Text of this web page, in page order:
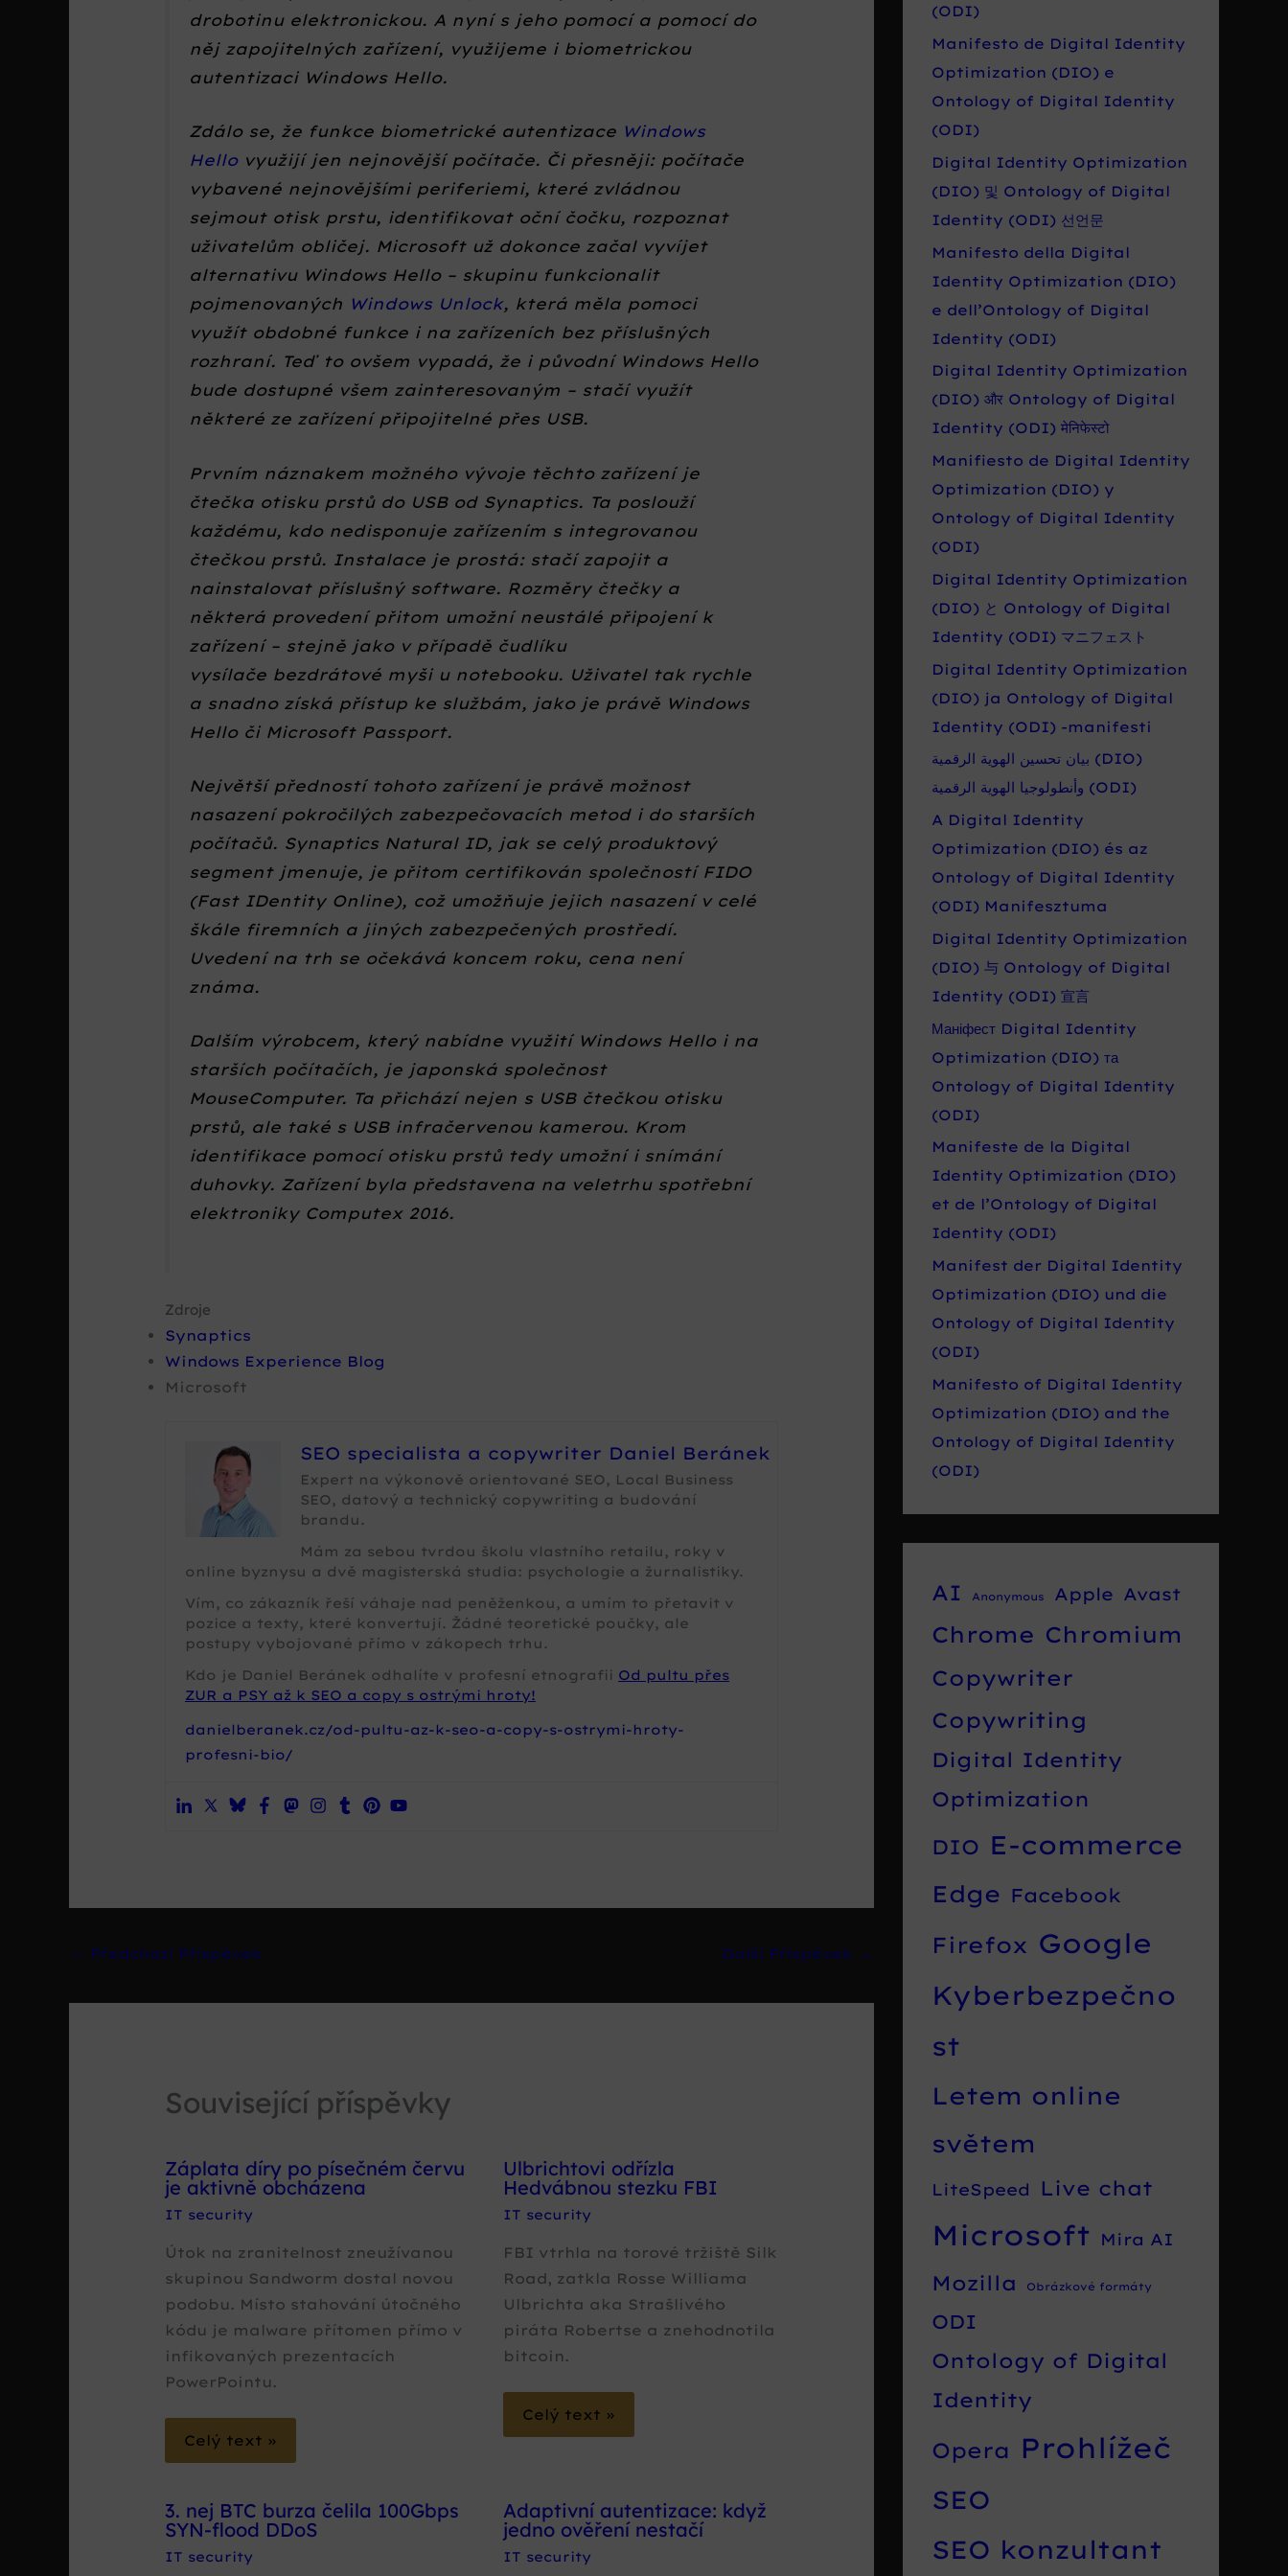
drobotinu elektronickou. A nyní s jeho pomocí a pomocí do
něj zapojitelných zařízení, využijeme i biometrickou
autentizaci Windows Hello.
Zdálo se, že funkce biometrické autentizace Windows
Hellovyužijí jen nejnovější počítače. Či přesněji: počítače
vybavené nejnovějšími periferiemi, které zvládnou
sejmout otisk prstu, identifikovat oční čočku, rozpoznat
uživatelům obličej. Microsoft už dokonce začal vyvíjet
alternativu Windows Hello – skupinu funkcionalit
pojmenovaných Windows Unlock, která měla pomoci
využít obdobné funkce i na zařízeních bez příslušných
rozhraní. Teď to ovšem vypadá, že i původní Windows Hello
bude dostupné všem zainteresovaným – stačí využít
některé ze zařízení připojitelné přes USB.
Prvním náznakem možného vývoje těchto zařízení je
čtečka otisku prstů do USB od Synaptics. Ta poslouží
každému, kdo nedisponuje zařízením s integrovanou
čtečkou prstů. Instalace je prostá: stačí zapojit a
nainstalovat příslušný software. Rozměry čtečky a
některá provedení přitom umožní neustálé připojení k
zařízení – stejně jako v případě čudlíku
vysílače bezdrátové myši u notebooku. Uživatel tak rychle
a snadno získá přístup ke službám, jako je právě Windows
Hello či Microsoft Passport.
Největší předností tohoto zařízení je právě možnost
nasazení pokročilých zabezpečovacích metod i do starších
počítačů. Synaptics Natural ID, jak se celý produktový
segment jmenuje, je přitom certifikován společností FIDO
(Fast IDentity Online), což umožňuje jejich nasazení v celé
škále firemních a jiných zabezpečených prostředí.
Uvedení na trh se očekává koncem roku, cena není
známa.
Dalším výrobcem, který nabídne využití Windows Hello i na
starších počítačích, je japonská společnost
MouseComputer. Ta přichází nejen s USB čtečkou otisku
prstů, ale také s USB infračervenou kamerou. Krom
identifikace pomocí otisku prstů tedy umožní i snímání
duhovky. Zařízení byla představena na veletrhu spotřební
elektroniky Computex 2016.
Zdroje
Synaptics
Windows Experience Blog
Microsoft
SEO specialista a copywriter Daniel Beránek
Expert na výkonově orientované SEO, Local Business
SEO, datový a technický copywriting a budování
brandu.
Mám za sebou tvrdou školu vlastního retailu, roky v
online byznysu a dvě magisterská studia: psychologie a žurnalistiky.
Vím, co zákazník řeší váhaje nad peněženkou, a umím to přetavit v
pozice a texty, které konvertují. Žádné teoretické poučky, ale
postupy vybojované přímo v zákopech trhu.
Kdo je Daniel Beránek odhalíte v profesní etnografii Od pultu přes
ZUR a PSY až k SEO a copy s ostrými hroty!
danielberanek.cz/od-pultu-az-k-seo-a-copy-s-ostrymi-hroty-
profesni-bio/
← Předchozí Příspěvek Další Příspěvek →
Související příspěvky
Záplata díry po písečném červu
je aktivně obcházena
IT security
Útok na zranitelnost zneužívanou
skupinou Sandworm dostal novou
podobu. Místo stahování útočného
kódu je malware přítomen přímo v
infikovaných prezentacích
PowerPointu.
Celý text »
Ulbrichtovi odřízla
Hedvábnou stezku FBI
IT security
FBI vtrhla na torové tržiště Silk
Road, zatkla Rosse Williama
Ulbrichta aka Strašlivého
piráta Robertse a znehodnotila
bitcoin.
Celý text »
3. nej BTC burza čelila 100Gbps
SYN-flood DDoS
IT security
Adaptivní autentizace: když
jedno ověření nestačí
IT security
(ODI)
Manifesto de Digital Identity
Optimization (DIO) e
Ontology of Digital Identity
(ODI)
Digital Identity Optimization
(DIO) 및 Ontology of Digital
Identity (ODI) 선언문
Manifesto della Digital
Identity Optimization (DIO)
e dell’Ontology of Digital
Identity (ODI)
Digital Identity Optimization
(DIO) और Ontology of Digital
Identity (ODI) मेनिफेस्टो
Manifiesto de Digital Identity
Optimization (DIO) y
Ontology of Digital Identity
(ODI)
Digital Identity Optimization
(DIO) と Ontology of Digital
Identity (ODI) マニフェスト
Digital Identity Optimization
(DIO) ja Ontology of Digital
Identity (ODI) -manifesti
بيان تحسين الهوية الرقمية (DIO)
وأنطولوجيا الهوية الرقمية (ODI)
A Digital Identity
Optimization (DIO) és az
Ontology of Digital Identity
(ODI) Manifesztuma
Digital Identity Optimization
(DIO) 与 Ontology of Digital
Identity (ODI) 宣言
Маніфест Digital Identity
Optimization (DIO) та
Ontology of Digital Identity
(ODI)
Manifeste de la Digital
Identity Optimization (DIO)
et de l’Ontology of Digital
Identity (ODI)
Manifest der Digital Identity
Optimization (DIO) und die
Ontology of Digital Identity
(ODI)
Manifesto of Digital Identity
Optimization (DIO) and the
Ontology of Digital Identity
(ODI)
AI Anonymous Apple Avast
Chrome Chromium
Copywriter
Copywriting
Digital Identity
Optimization
DIO E-commerce
Edge Facebook
Firefox Google
Kyberbezpečno
st
Letem online
světem
LiteSpeed Live chat
Microsoft Mira AI
Mozilla Obrázkové formáty
ODI
Ontology of Digital
Identity
Opera Prohlížeč
SEO
SEO konzultant